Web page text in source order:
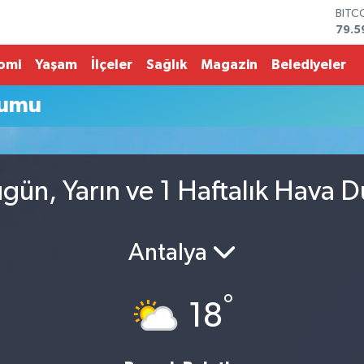
Yaşam İlçeler Sağlık Magazin Belediyeler
Yarın ve 1 Haftalık Hava
Antalya
18°